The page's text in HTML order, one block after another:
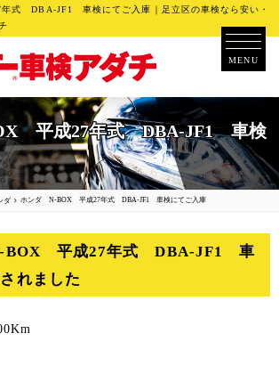
式 DBA-JF1 車検にてご入庫｜足立区の車検なら安い・
MENU
平成27年式 DBA-JF1 車検
ダ ホンダ N-BOX 平成27年式 DBA-JF1 車検にてご入庫
BOX 平成27年式 DBA-JF1 車
れました